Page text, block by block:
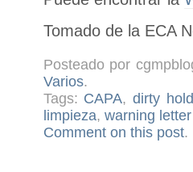
Tomado de la ECA
Posteado por
Varios.
Tags: CAPA,dirty
limpieza, warning letter
Comment on this post.